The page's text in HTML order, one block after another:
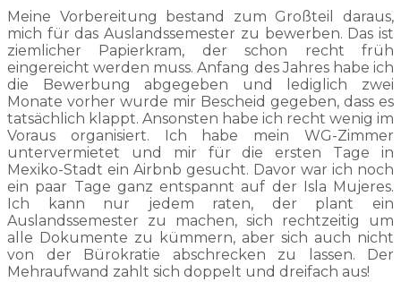
Meine Vorbereitung bestand zum Großteil daraus,
mich für das Auslandssemester zu bewerben. Das ist
ziemlicher Papierkram, der schon recht früh
eingereicht werden muss. Anfang des Jahres habe ich
die Bewerbung abgegeben und lediglich zwei
Monate vorher wurde mir Bescheid gegeben, dass es
tatsächlich klappt. Ansonsten habe ich recht wenig im
Voraus organisiert. Ich habe mein WG-Zimmer
untervermietet und mir für die ersten Tage in
Mexiko-Stadt ein Airbnb gesucht. Davor war ich noch
ein paar Tage ganz entspannt auf der Isla Mujeres.
Ich kann nur jedem raten, der plant ein
Auslandssemester zu machen, sich rechtzeitig um
alle Dokumente zu kümmern, aber sich auch nicht
von der Bürokratie abschrecken zu lassen. Der
Mehraufwand zahlt sich doppelt und dreifach aus!